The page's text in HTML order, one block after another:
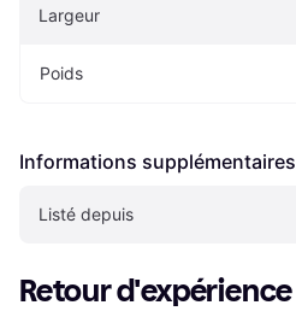
Largeur
Poids
Informations supplémentaires
Listé depuis
Retour d'expérience